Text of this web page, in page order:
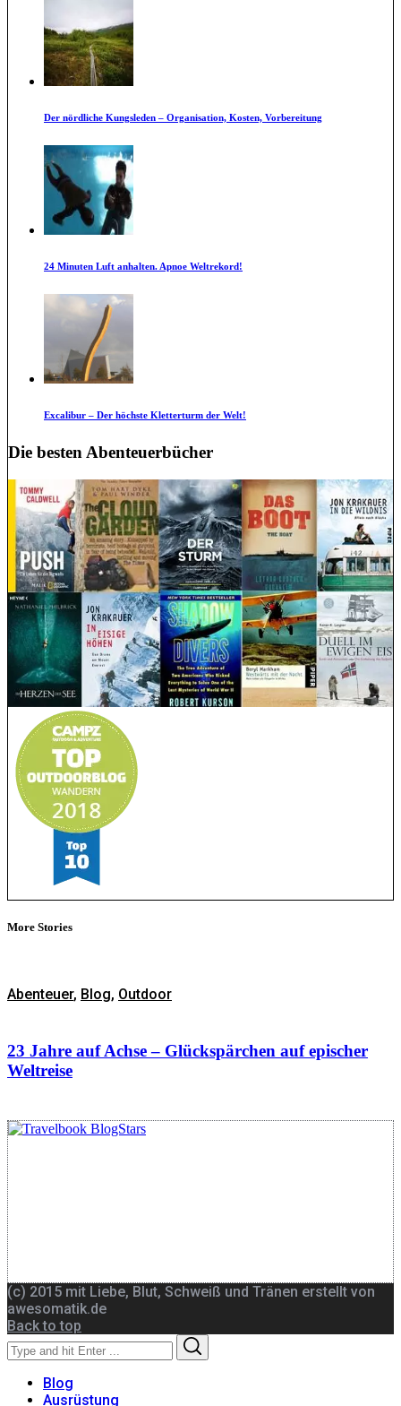
Der nördliche Kungsleden – Organisation, Kosten, Vorbereitung
24 Minuten Luft anhalten. Apnoe Weltrekord!
Excalibur – Der höchste Kletterturm der Welt!
Die besten Abenteuerbücher
More Stories
Abenteuer, Blog, Outdoor
23 Jahre auf Achse – Glückspärchen auf epischer
Weltreise
(c) 2015 mit Liebe, Blut, Schweiß und Tränen erstellt von
awesomatik.de
Back to top
Search
for:
Blog
Ausrüstung